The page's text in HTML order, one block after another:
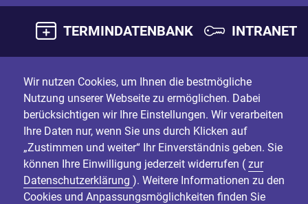
TERMINDATENBANK INTRANET
Wir nutzen Cookies, um Ihnen die bestmögliche
Nutzung unserer Webseite zu ermöglichen. Dabei
berücksichtigen wir Ihre Einstellungen. Wir verarbeiten
Ihre Daten nur, wenn Sie uns durch Klicken auf
„Zustimmen und weiter“ Ihr Einverständnis geben. Sie
können Ihre Einwilligung jederzeit widerrufen ( zur
Datenschutzerklärung ). Weitere Informationen zu den
Cookies und Anpassungsmöglichkeiten finden Sie